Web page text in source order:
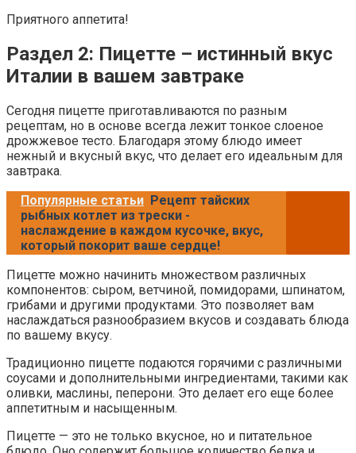
Приятного аппетита!
Раздел 2: Пицетте – истинный вкус
Италии в вашем завтраке
Сегодня пицетте приготавливаются по разным
рецептам, но в основе всегда лежит тонкое слоеное
дрожжевое тесто. Благодаря этому блюдо имеет
нежный и вкусный вкус, что делает его идеальным для
завтрака.
Популярные статьи Рецепт тайских
рыбных котлет из трески -
наслаждение в каждом кусочке, вкус,
который покорит ваше сердце!
Пицетте можно начинить множеством различных
компонентов: сыром, ветчиной, помидорами, шпинатом,
грибами и другими продуктами. Это позволяет вам
наслаждаться разнообразием вкусов и создавать блюда
по вашему вкусу.
Традиционно пицетте подаются горячими с различными
соусами и дополнительными ингредиентами, такими как
оливки, маслины, пеперони. Это делает его еще более
аппетитным и насыщенным.
Пицетте — это не только вкусное, но и питательное